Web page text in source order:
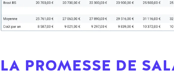
LA PROMESSE DE